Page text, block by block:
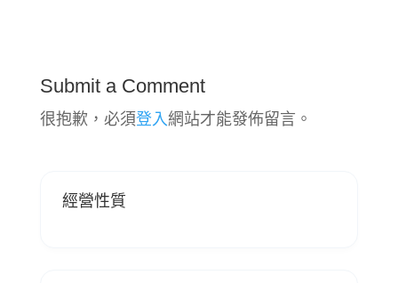
Submit a Comment
很抱歉，必須登入網站才能發佈留言。
經營性質